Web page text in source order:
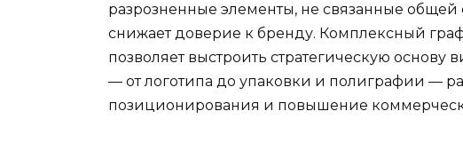
разрозненные элементы, не связанные общей
снижает доверие к бренду. Комплексный
позволяет выстроить стратегическую основу
— от логотипа до упаковки и полиграфии —
позиционирования и повышение